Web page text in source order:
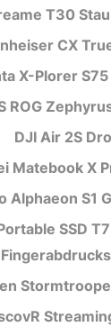
T30
CX
X-Plorer
ROG
DJI Air 2S
Matebook X
Alphaeon S1
SSD